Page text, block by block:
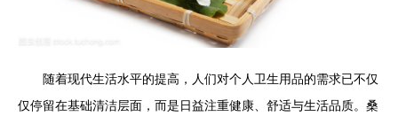
随着现代生活水平的提高，人们对个人卫生用品的需求已不仅
仅停留在基础清洁层面，而是日益注重健康、舒适与生活品质。桑